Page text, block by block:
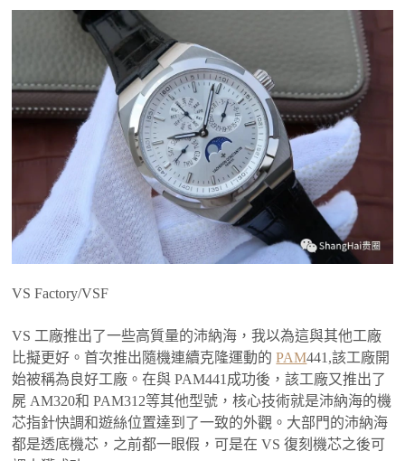
VS Factory/VSF
VS 工廠推出了一些高質量的沛納海，我以為這與其他工廠
比擬更好。首次推出隨機連續克隆運動的PAM441,該工廠開
始被稱為良好工廠。在與 PAM441成功後，該工廠又推出了
屍 AM320和 PAM312等其他型號，核心技術就是沛納海的機
芯指針快調和遊絲位置達到了一致的外觀。大部門的沛納海
都是透底機芯，之前都一眼假，可是在 VS 復刻機芯之後可